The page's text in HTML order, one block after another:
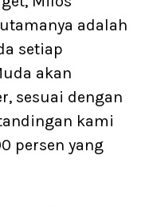
adalah
setiap
akan
sesuai dengan
kami
persen yang